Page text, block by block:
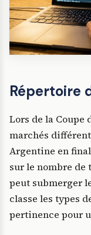
Répertoire
Lors de la Coupe
marchés
Argentine en
sur le nombre de
peut submerger
classe les types
pertinence pour